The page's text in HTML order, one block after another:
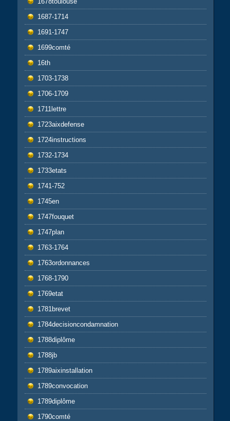
1687-1714
1691-1747
1699comté
16th
1703-1738
1706-1709
1711lettre
1723aixdefense
1724instructions
1732-1734
1733etats
1741-752
1745en
1747fouquet
1747plan
1763-1764
1763ordonnances
1768-1790
1769etat
1781brevet
1784decisioncondamnation
1788diplôme
1788jb
1789aixinstallation
1789convocation
1789diplôme
1790comté